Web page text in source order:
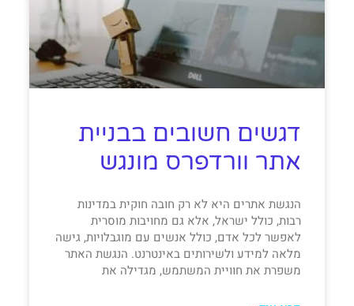
דגשים חשובים בבניית
אתר וורדפרס מונגש
הנגשת אתרים היא לא רק חובה חוקית במדינות
רבות, כולל ישראל, אלא גם מחויבות מוסרית
לאפשר לכל אדם, כולל אנשים עם מוגבלויות, גישה
מלאה למידע ולשירותים באינטרנט. הנגשת האתר
משפרת את חוויית המשתמש, מגדילה את